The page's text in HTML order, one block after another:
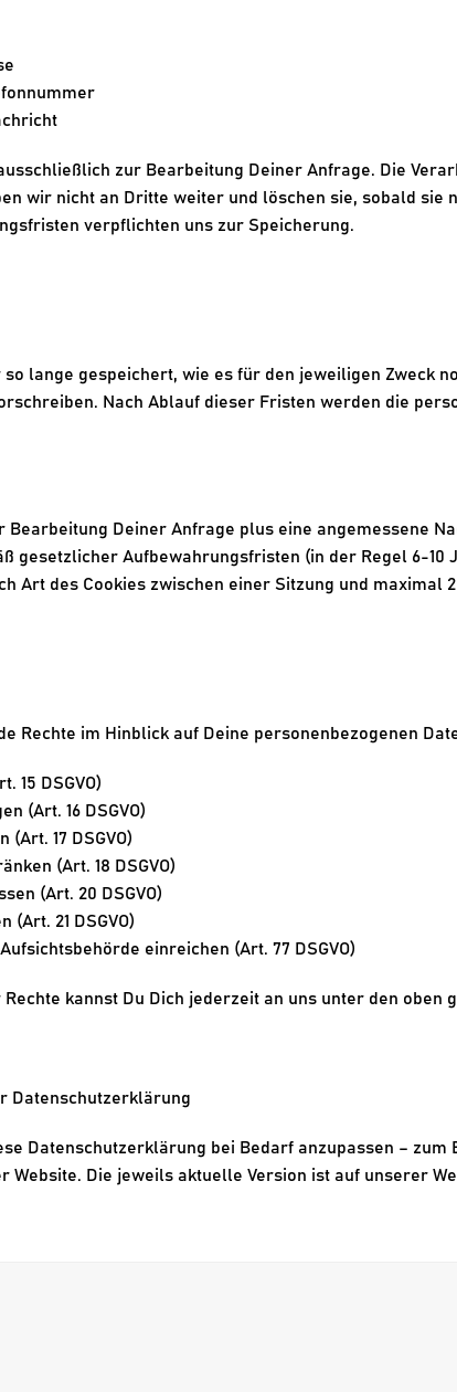
zur Bearbeitung Deiner Anfrage. Die
wir nicht an Dritte weiter und löschen sie, sobald
verpflichten uns zur Speicherung.
so lange gespeichert, wie es für den jeweiligen Zweck
Nach Ablauf dieser Fristen werden die
Bearbeitung Deiner Anfrage plus eine angemessene
gesetzlicher Aufbewahrungsfristen (in der Regel 6-10
Art des Cookies zwischen einer Sitzung und maximal
Rechte im Hinblick auf Deine personenbezogenen
15 DSGVO)
(Art. 16 DSGVO)
(Art. 17 DSGVO)
(Art. 18 DSGVO)
(Art. 20 DSGVO)
(Art. 21 DSGVO)
einreichen (Art. 77 DSGVO)
kannst Du Dich jederzeit an uns unter den oben
Datenschutzerklärung
Datenschutzerklärung bei Bedarf anzupassen –
Website. Die jeweils aktuelle Version ist auf unserer